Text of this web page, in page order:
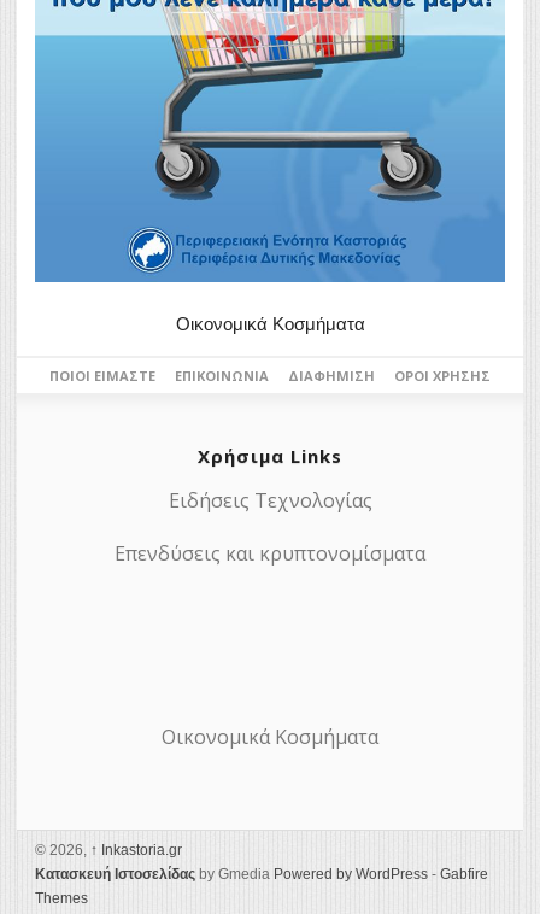
Οικονομικά Κοσμήματα
ΠΟΙΟΙ ΕΊΜΑΣΤΕ ΕΠΙΚΟΙΝΩΝΊΑ ΔΙΑΦΉΜΙΣΗ ΌΡΟΙ ΧΡΉΣΗΣ
Χρήσιμα Links
Ειδήσεις Τεχνολογίας
Επενδύσεις και κρυπτονομίσματα
Οικονομικά Κοσμήματα
© 2026, ↑ Ιnkastoria.gr
Κατασκευή Ιστοσελίδας by Gmedia Powered by WordPress - Gabfire
Themes